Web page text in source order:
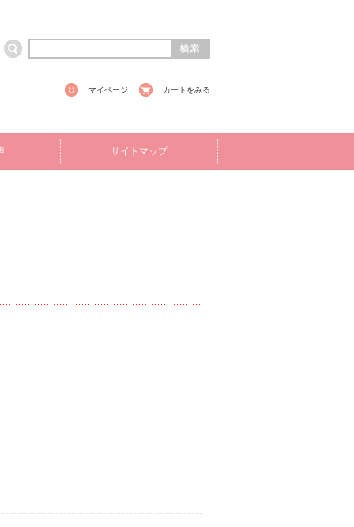
マイページ カートをみる
サイトマップ